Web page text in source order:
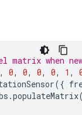
matrix when
, 0, 0, 0, 0, 1 ,
({
.populateMatrix